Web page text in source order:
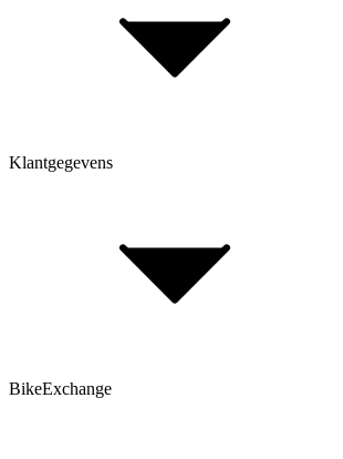
Bepaal framehoogte
Klant account
Klantgegevens
Algemene voorwaarden
BikeExchange